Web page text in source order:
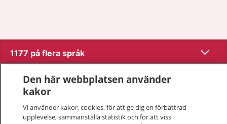
1177 på flera språk Visa
Om 1177
Kontakt
Den här webbplatsen använder
kakor
Vi använder kakor, cookies, för att ge dig en förbättrad
upplevelse, sammanställa statistik och för att viss